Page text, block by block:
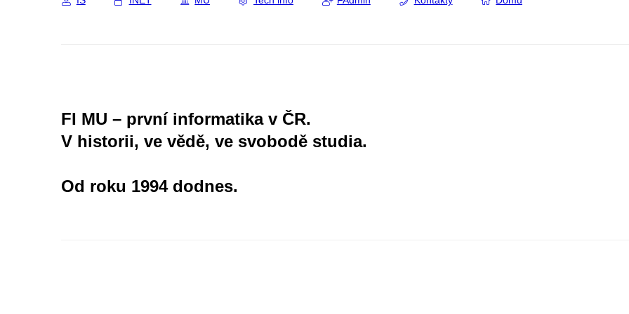
FI MU – první informatika v ČR.
V historii, ve vědě, ve svobodě studia.
Od roku 1994 dodnes.